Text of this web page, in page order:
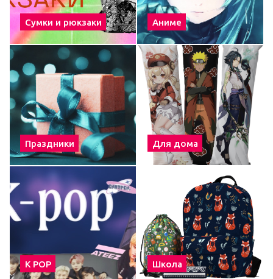
Сумки и рюкзаки Аниме
Праздники Для дома
К POP Школа